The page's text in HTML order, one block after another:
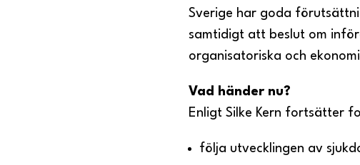
Sverige har goda
samtidigt att beslut om
organisatoriska och
Vad händer nu?
Enligt Silke Kern fortsätter
följa utvecklingen av